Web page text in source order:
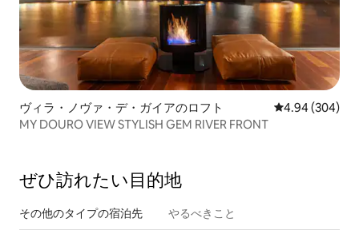
ヴィラ・ノヴァ・デ・ガイアのロフト レビュー304
4.94 (304)
MY DOURO VIEW STYLISH GEM RIVER FRONT
ぜひ訪⁠れ⁠た⁠い目⁠的⁠地
その他のタ⁠イ⁠プ⁠の宿⁠泊⁠先 やるべきこと